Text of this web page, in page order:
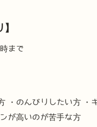
まで
・のんびりしたい方・
が高いのが苦手な方